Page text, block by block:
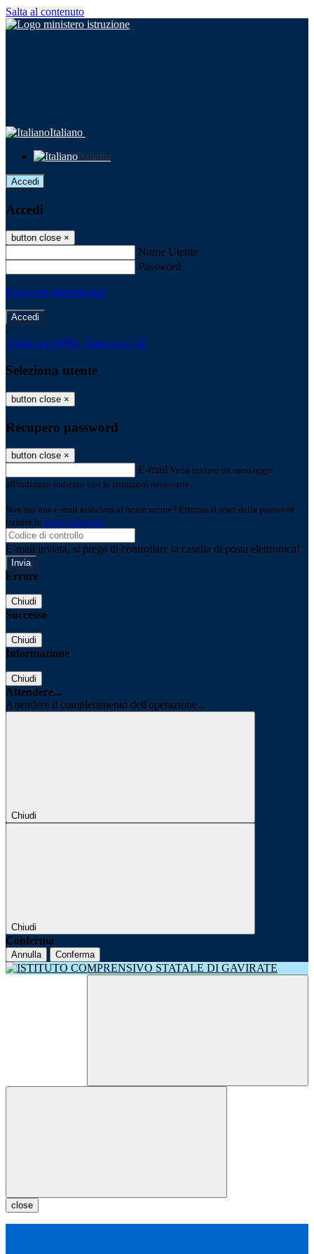
Salta al contenuto
Italiano
Italiano
Accedi
Accedi
button close ×
Nome Utente
Password
Password dimenticata?
-
Entra con SPID Entra con CIE
Seleziona utente
button close ×
Recupero password
button close ×
E-mail Verrà inviato un messaggio
all'indirizzo indicato con le istruzioni necessarie.
Non hai una e-mail associata al nome utente? Effettua il reset della password
tramite la Login Spaggiari
E-mail inviata, si prega di controllare la casella di posta elettronica!
Errore
Chiudi
Successo
Chiudi
Informazione
Chiudi
Attendere...
Attendere il completamento dell'operazione...
Chiudi
Chiudi
Conferma
Annulla Conferma
close